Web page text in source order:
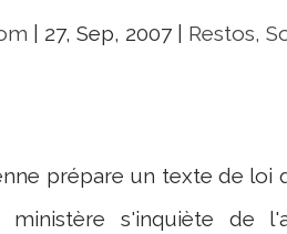
27, Sep, 2007 Restos,
prépare un texte de loi
s'inquiète de